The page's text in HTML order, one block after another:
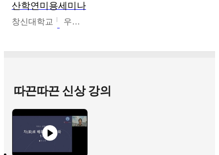
산학연미용세미나
창신대학교 우미옥,오윤경,박선이
따끈따끈 신상 강의